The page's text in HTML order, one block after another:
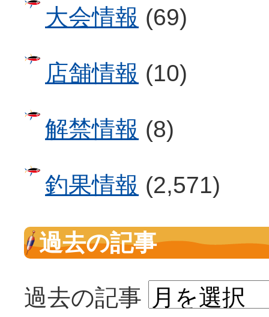
大会情報 (69)
店舗情報 (10)
解禁情報 (8)
釣果情報 (2,571)
過去の記事
過去の記事